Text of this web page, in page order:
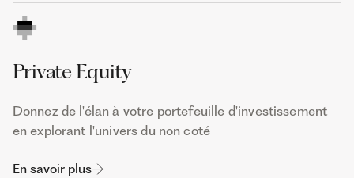
Private Equity
Donnez de l'élan à votre portefeuille d'investissement
en explorant l'univers du non coté
En savoir plus